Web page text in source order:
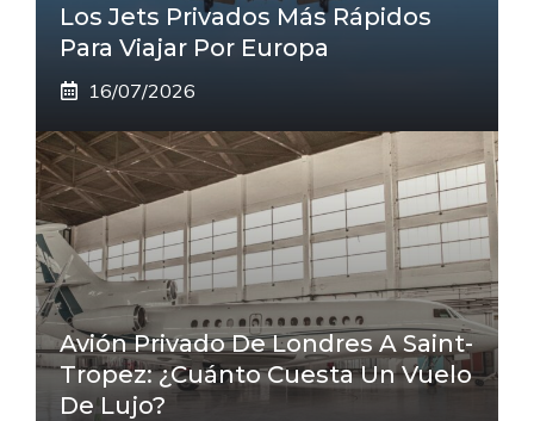
Los Jets Privados Más Rápidos
Para Viajar Por Europa
16/07/2026
Avión Privado De Londres A Saint-
Tropez: ¿cuánto Cuesta Un Vuelo
De Lujo?